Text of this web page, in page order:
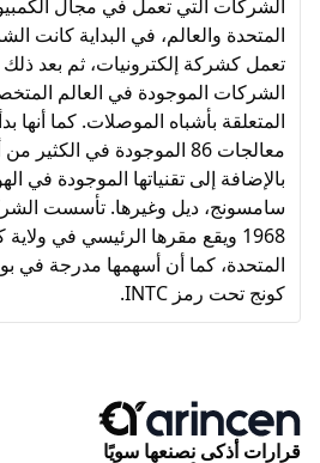
الشركات التي تعمل في مجال
المتحدة والعالم، في البداية كانت
تعمل كشركة إلكترونيات، ثم بعد
الشركات الموجودة في العالم
المتعلقة بأشباه الموصلات. كما أنها
معالجات 86 الموجودة في
بالإضافة إلى تقنياتها الموجودة في
سامسونج، ديل وغيرها. تأسست
1968 ويقع مقرها الرئيسي في ولاية
المتحدة، كما أن أسهمها مدرجة في
كونج تحت رمز INTC.
قرارات أذكى نصنعها سويًا